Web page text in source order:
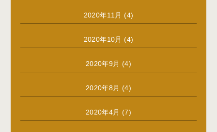
2020年11月 (4)
2020年10月 (4)
2020年9月 (4)
2020年8月 (4)
2020年4月 (7)